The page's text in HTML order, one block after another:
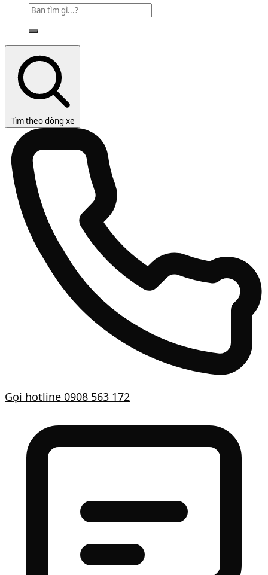
Tìm theo dòng xe
Gọi hotline 0908 563 172